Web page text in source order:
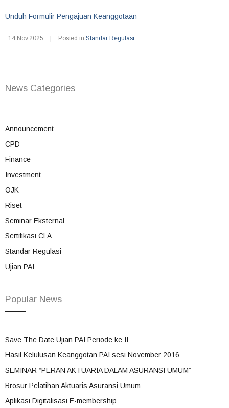
Unduh Formulir Pengajuan Keanggotaan
, 14.Nov.2025 Posted in Standar Regulasi
News Categories
Announcement
CPD
Finance
Investment
OJK
Riset
Seminar Eksternal
Sertifikasi CLA
Standar Regulasi
Ujian PAI
Popular News
Save The Date Ujian PAI Periode ke II
Hasil Kelulusan Keanggotan PAI sesi November 2016
SEMINAR “PERAN AKTUARIA DALAM ASURANSI UMUM”
Brosur Pelatihan Aktuaris Asuransi Umum
Aplikasi Digitalisasi E-membership